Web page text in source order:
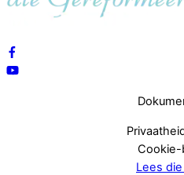
Cookie-
Lees